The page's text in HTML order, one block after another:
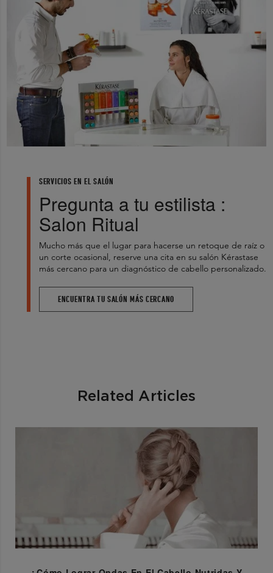
Filter by rating
1 Star
3 Star
5 Star
SERVICIOS EN EL SALÓN
Pregunta a tu estilista :
Salon Ritual
Mucho más que el lugar para hacerse un retoque de raíz o
un corte ocasional, reserve una cita en su salón Kérastase
más cercano para un diagnóstico de cabello personalizado.
ENCUENTRA TU SALÓN MÁS CERCANO
Related Articles